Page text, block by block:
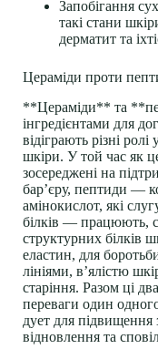
Запобігання
такі стани
дерматит та
Цераміди проти
**Цераміди** та
інгредієнтами для
відіграють різні
шкіри. У той час як
зосереджені на
бар’єру, пептиди —
амінокислот, які
білків — працюють,
структурних білків
еластин, для
лініями, в’ялістю
старіння. Разом ці
переваги один
дует для
відновлення та